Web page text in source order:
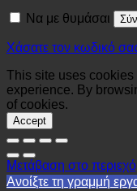
Να με θυμάσαι
Χάσατε τον κωδικό
This site uses cookies
experience. By
of cookies.
Accept
Μετάβαση στο
Ανοίξτε τη γραμμή